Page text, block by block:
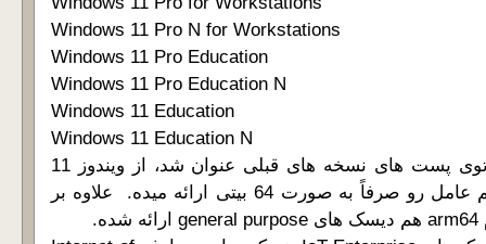
Windows 11 Pro N for Workstations
Windows 11 Pro Education
Windows 11 Pro Education N
Windows 11 Education
Windows 11 Education N
همون طور که قبلاً هم توی پست های نسخه های قبلی عنوان شد، از ویندوز 11
مایکروسافت این سیستم عامل رو صرفاً به صورت 64 بیتی ارائه میده. علاوه بر